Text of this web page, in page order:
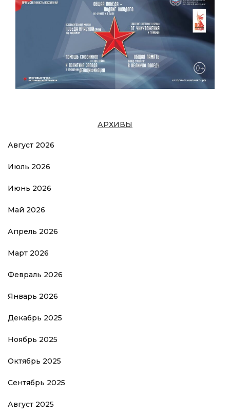
АРХИВЫ
Август 2026
Июль 2026
Июнь 2026
Май 2026
Апрель 2026
Март 2026
Февраль 2026
Январь 2026
Декабрь 2025
Ноябрь 2025
Октябрь 2025
Сентябрь 2025
Август 2025